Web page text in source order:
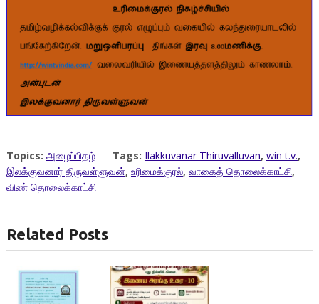
Topics: அழைப்பிதழ் Tags: Ilakkuvanar Thiruvalluvan, win t.v.,
இலக்குவனார் திருவள்ளுவன், உரிமைக்குரல், வாகைத் தொலைக்காட்சி,
விண் தொலைக்காட்சி
Related Posts